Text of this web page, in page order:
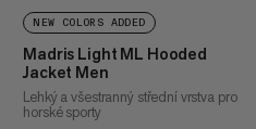
NEW COLORS ADDED
Madris Light ML Hooded
Jacket Men
Lehký a všestranný střední vrstva pro
horské sporty